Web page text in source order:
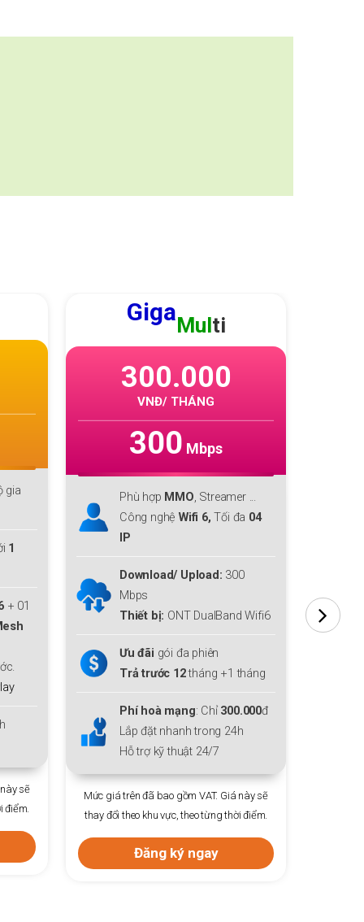
...
sẽ
điểm.
GIGAF1
220.000
VNĐ/ THÁNG
300 Mbps
Phù hợp với cá nhân, hộ gia
đình lớn
Upload
300 Mbps
Miễn phí
thiết bị mở rộng sóng
WiFi 6 cho cả gia đình.
Tặng thêm01tháng cước.
Lắp đặt nhanh trong 24h
Hỗ trợ kỹ thuật 24/7
Mức giá trên đã bao gồm VAT. Giá này sẽ
thay đổi theo khu vực, theo từng thời điểm.
Đăng ký ngay